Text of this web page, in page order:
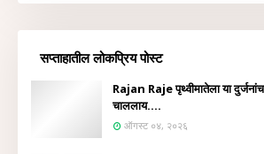
सप्ताहातील लोकप्रिय पोस्ट
Rajan Raje पृथ्वीमातेला या
चाललाय....
ऑगस्ट ०४, २०२६